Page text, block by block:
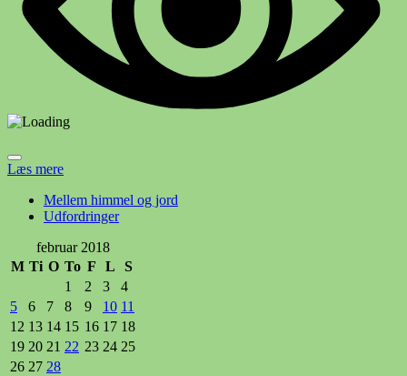
Læs mere
Mellem himmel og jord
Udfordringer
februar 2018
M Ti O To F L
S
1
2 3
4
5
6 7 8 9 10 11
12 13 14 15 16 17 18
19 20 21 22 23 24 25
26 27 28